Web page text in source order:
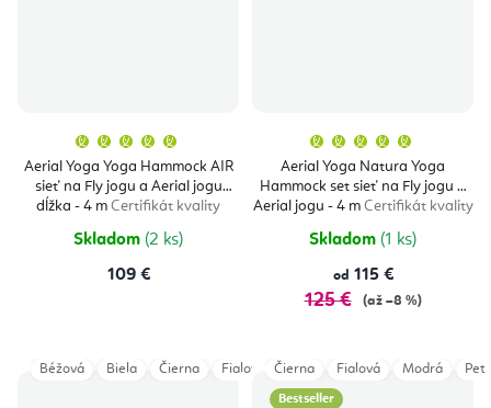
Aerial Yoga Yoga Hammock AIR
sieť na Fly jogu a Aerial jogu
dĺžka - 4 m Certifikát kvality
produktu
je
5,0
z
5
hviezdičiek.
Skladom (2 ks)
109 €
Aerial Yoga Natura Yoga
Hammock set sieť na Fly jogu a
Aerial jogu - 4 m Certifikát kvality
produktu
je
5,0
z
5
Skladom (1 ks)
od 115 €
125 € (až –8 %)
Béžová Biela Čierna Fialová Šedá Tyrkysová Vínová
Bestseller
Čierna Fialová Modrá